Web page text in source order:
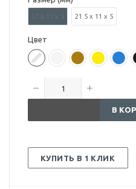
17 х 11 х 5 21.5 х 11 х 5
Цвет
В
КУПИТЬ В 1 КЛИК